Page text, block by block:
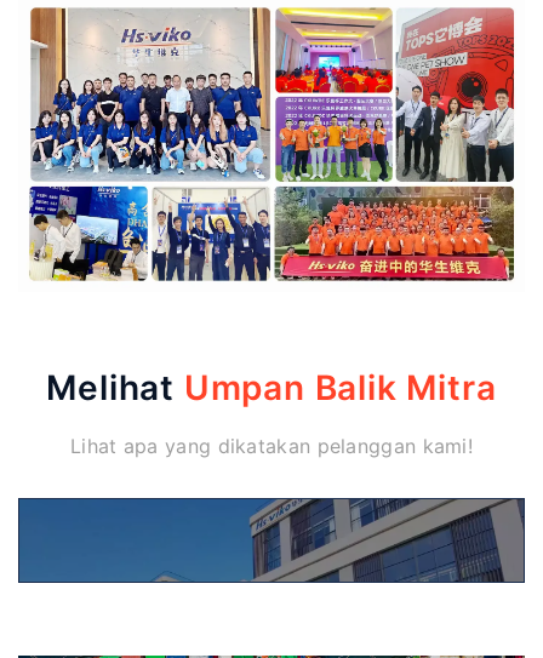
Melihat Umpan Balik Mitra
Lihat apa yang dikatakan pelanggan kami!